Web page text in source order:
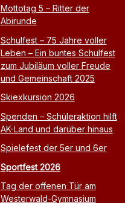
Mottotag 5 – Ritter der
Abirunde
Schulfest – 75 Jahre voller
Leben – Ein buntes Schulfest
zum Jubiläum voller Freude
und Gemeinschaft 2025
Skiexkursion 2026
Spenden – Schüleraktion hilft
AK-Land und darüber hinaus
Spielefest der 5er und 6er
Sportfest 2026
Tag der offenen Tür am
Westerwald-Gymnasium